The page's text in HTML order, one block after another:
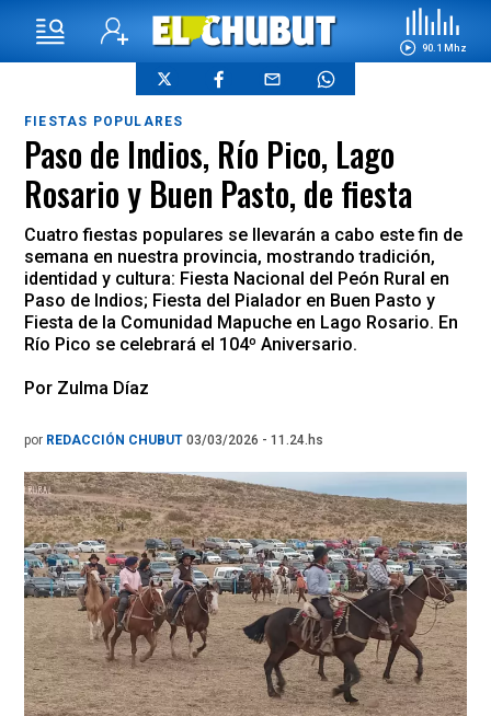
90.1 Mhz
FIESTAS POPULARES
Paso de Indios, Río Pico, Lago
Rosario y Buen Pasto, de fiesta
Cuatro fiestas populares se llevarán a cabo este fin de
semana en nuestra provincia, mostrando tradición,
identidad y cultura: Fiesta Nacional del Peón Rural en
Paso de Indios; Fiesta del Pialador en Buen Pasto y
Fiesta de la Comunidad Mapuche en Lago Rosario. En
Río Pico se celebrará el 104º Aniversario.
Por Zulma Díaz
por REDACCIÓN CHUBUT 03/03/2026 - 11.24.hs